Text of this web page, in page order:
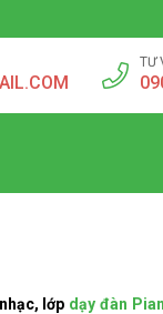
TƯ
lớp dạy đàn